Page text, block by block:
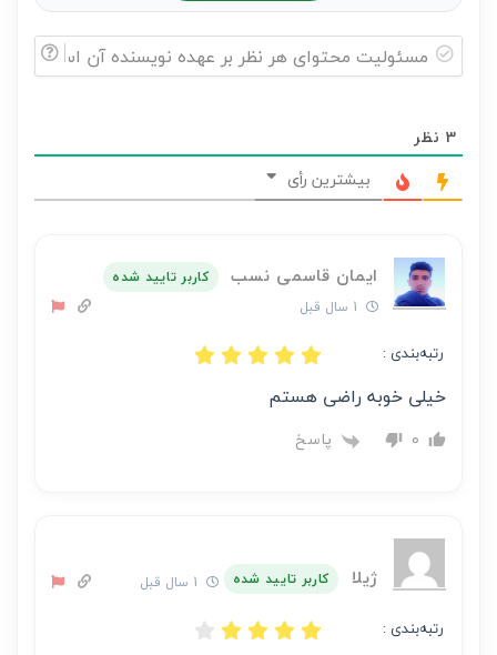
هر
نظر
بر
نویسنده
3 نظر
بیشترین رأی
ایمان قاسمی نسب
کاربر تایید شده
رتبه‌بندی :
خیلی خوبه راضی هستم
0 پاسخ
ژیلا کاربر تایید شده
رتبه‌بندی :